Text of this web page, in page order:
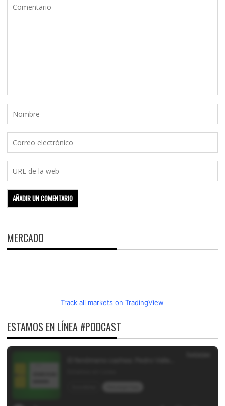
MERCADO
Track all markets on TradingView
ESTAMOS EN LÍNEA #PODCAST